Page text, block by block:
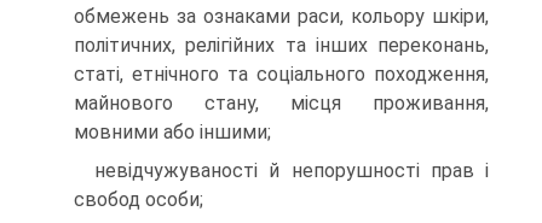
обмежень за ознаками раси, кольору шкіри,
політичних, релігійних та інших переконань,
статі, етнічного та соціального походження,
майнового стану, місця проживання,
мовними або іншими;
невідчужуваності й непорушності прав і
свобод особи;